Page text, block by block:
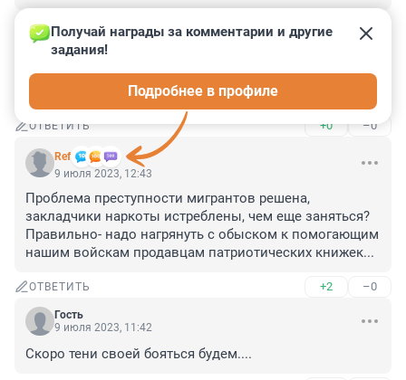
ОТВЕТИТЬ –0
Гость
Вот и хорошо. Нечего Вагнеров грязью поливать
ОТВЕТИТЬ +0 –0
Ref
Получай награды за комментарии и другие
задания!
Подробнее в профиле
9 июля 2023, 12:43
Проблема преступности мигрантов решена,
закладчики наркоты истреблены, чем еще заняться?
Правильно- надо нагрянуть с обыском к помогающим
нашим войскам продавцам патриотических книжек...
ОТВЕТИТЬ +2 –0
Гость
9 июля 2023, 11:42
Скоро тени своей бояться будем....